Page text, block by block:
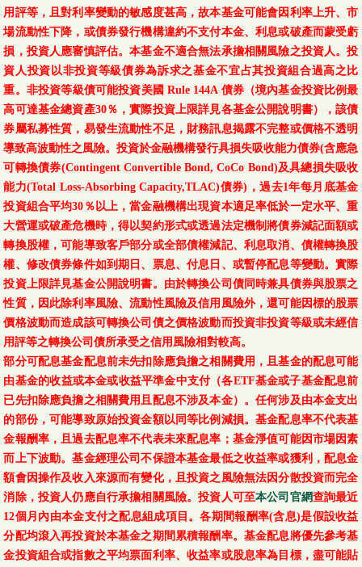
用評等，且對利率變動的敏感度甚高，故本基金可能會因利率上升、市
場流動性下降，或債券發行機構違約不支付本金、利息或破產而蒙受虧
損，投資人應審慎評估。本基金不適合無法承擔相關風險之投資人。投
資人投資以非投資等級債券為訴求之基金不宜占其投資組合過高之比
重。非投資等級債可能投資美國 Rule 144A 債券（境內基金投資比例最
高可達基金總資產30％，實際投資上限詳見各基金公開說明書），該債
券屬私募性質，易發生流動性不足，財務訊息揭露不完整或價格不透明
導致高波動性之風險。投資於金融機構發行具損失吸收能力債券(含應急
可轉換債券(Contingent Convertible Bond, CoCo Bond)及具總損失吸收
能力(Total Loss-Absorbing Capacity,TLAC)債券)，過去1年每月底基金
投資組合平均30％以上，當金融機構出現資本適足率低於一定水平、重
大營運或破產危機時，得以契約形式或透過法定機制將債券減記面額或
轉換股權，可能導致客戶部分或全部債權減記、利息取消、債權轉換股
權、修改債券條件如到期日、票息、付息日、或暫停配息等變動。實際
投資上限詳見基金公開說明書。由於轉換公司債同時兼具債券與股票之
性質，因此除利率風險、流動性風險及信用風險外，還可能因標的股票
價格波動而造成該可轉換公司債之價格波動而投資非投資等級或未經信
用評等之轉換公司債所承受之信用風險相對較高。
部分可配息基金配息前未先扣除應負擔之相關費用，且基金的配息可能
由基金的收益或本金或收益平準金中支付（各ETF基金或子基金配息前
已先扣除應負擔之相關費用且配息不涉及本金）。任何涉及由本金支出
的部份，可能導致原始投資金額以同等比例減損。基金配息率不代表基
金報酬率，且過去配息率不代表未來配息率；基金淨值可能因市場因素
而上下波動。基金經理公司不保證本基金最低之收益率或獲利，配息金
額會因操作及收入來源而有變化，且投資之風險無法因分散投資而完全
消除，投資人仍應自行承擔相關風險。投資人可至本公司官網查詢最近
12個月內由本金支付之配息組成項目。各期間報酬率(含息)是假設收益
分配均滾入再投資於本基金之期間累積報酬率。基金配息將優先參考基
金投資組合或指數之平均票面利率、收益率或股息率為目標，盡可能貼